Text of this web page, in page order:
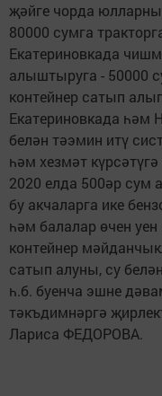
җәйге чорда
80000 сумга
Екатериновкада
алыштыруга - 50000
контейнер сатып
Екатериновкада һәм
белән тәэмин итү
һәм хезмәт
2020 елда 500әр сум
бу акчаларга ике
һәм балалар өчен
контейнер
сатып алуны, су
һ.б. буенча эшне
тәкъдимнәргә
Лариса ФЕДОРОВА.